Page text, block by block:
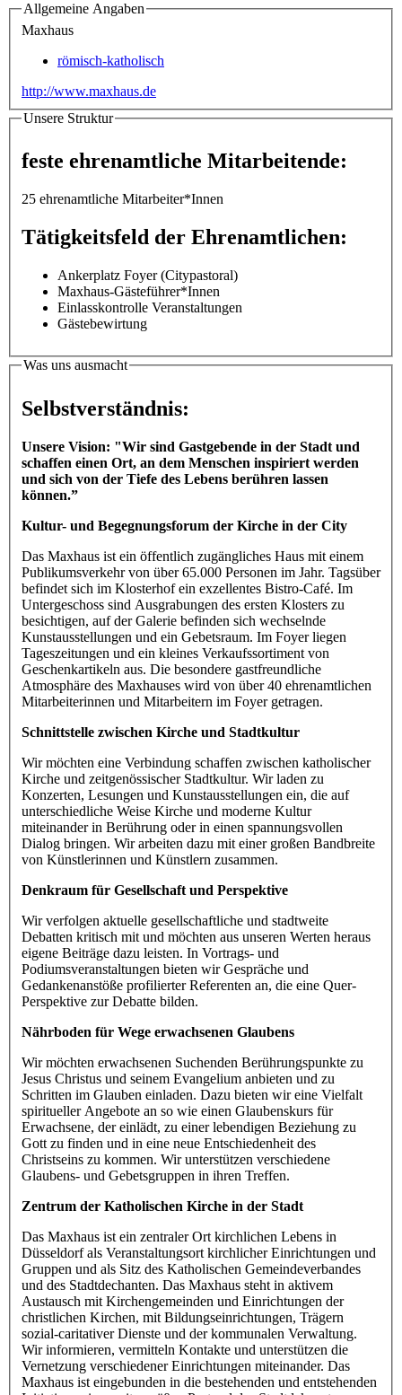
Allgemeine Angaben
Maxhaus
römisch-katholisch
http://www.maxhaus.de
Unsere Struktur
feste ehrenamtliche Mitarbeitende:
25 ehrenamtliche Mitarbeiter*Innen
Tätigkeitsfeld der Ehrenamtlichen:
Ankerplatz Foyer (Citypastoral)
Maxhaus-Gästeführer*Innen
Einlasskontrolle Veranstaltungen
Gästebewirtung
Was uns ausmacht
Selbstverständnis:
Unsere Vision: "Wir sind Gastgebende in der Stadt und
schaffen einen Ort, an dem Menschen inspiriert werden
und sich von der Tiefe des Lebens berühren lassen
können.”
Kultur- und Begegnungsforum der Kirche in der City
Das Maxhaus ist ein öffentlich zugängliches Haus mit einem
Publikumsverkehr von über 65.000 Personen im Jahr. Tagsüber
befindet sich im Klosterhof ein exzellentes Bistro-Café. Im
Untergeschoss sind Ausgrabungen des ersten Klosters zu
besichtigen, auf der Galerie befinden sich wechselnde
Kunstausstellungen und ein Gebetsraum. Im Foyer liegen
Tageszeitungen und ein kleines Verkaufssortiment von
Geschenkartikeln aus. Die besondere gastfreundliche
Atmosphäre des Maxhauses wird von über 40 ehrenamtlichen
Mitarbeiterinnen und Mitarbeitern im Foyer getragen.
Schnittstelle zwischen Kirche und Stadtkultur
Wir möchten eine Verbindung schaffen zwischen katholischer
Kirche und zeitgenössischer Stadtkultur. Wir laden zu
Konzerten, Lesungen und Kunstausstellungen ein, die auf
unterschiedliche Weise Kirche und moderne Kultur
miteinander in Berührung oder in einen spannungsvollen
Dialog bringen. Wir arbeiten dazu mit einer großen Bandbreite
von Künstlerinnen und Künstlern zusammen.
Denkraum für Gesellschaft und Perspektive
Wir verfolgen aktuelle gesellschaftliche und stadtweite
Debatten kritisch mit und möchten aus unseren Werten heraus
eigene Beiträge dazu leisten. In Vortrags- und
Podiumsveranstaltungen bieten wir Gespräche und
Gedankenanstöße profilierter Referenten an, die eine Quer-
Perspektive zur Debatte bilden.
Nährboden für Wege erwachsenen Glaubens
Wir möchten erwachsenen Suchenden Berührungspunkte zu
Jesus Christus und seinem Evangelium anbieten und zu
Schritten im Glauben einladen. Dazu bieten wir eine Vielfalt
spiritueller Angebote an so wie einen Glaubenskurs für
Erwachsene, der einlädt, zu einer lebendigen Beziehung zu
Gott zu finden und in eine neue Entschiedenheit des
Christseins zu kommen. Wir unterstützen verschiedene
Glaubens- und Gebetsgruppen in ihren Treffen.
Zentrum der Katholischen Kirche in der Stadt
Das Maxhaus ist ein zentraler Ort kirchlichen Lebens in
Düsseldorf als Veranstaltungsort kirchlicher Einrichtungen und
Gruppen und als Sitz des Katholischen Gemeindeverbandes
und des Stadtdechanten. Das Maxhaus steht in aktivem
Austausch mit Kirchengemeinden und Einrichtungen der
christlichen Kirchen, mit Bildungseinrichtungen, Trägern
sozial-caritativer Dienste und der kommunalen Verwaltung.
Wir informieren, vermitteln Kontakte und unterstützen die
Vernetzung verschiedener Einrichtungen miteinander. Das
Maxhaus ist eingebunden in die bestehenden und entstehenden